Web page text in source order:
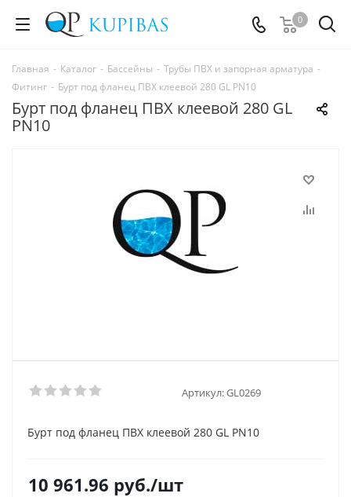
0
Главная - Каталог - Бассейны - Трубы ПВХ и запорная арматура -
Фитинг - Бурт под фланец ПВХ клеевой 280 GL PN10
Бурт под фланец ПВХ клеевой 280 GL
PN10
Артикул:GL0269
Бурт под фланец ПВХ клеевой 280 GL PN10
10 961.96 руб./шт